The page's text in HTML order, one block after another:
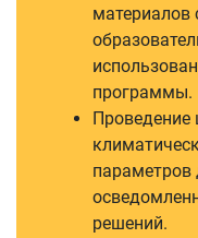
материалов
программы.
Проведение
решений.